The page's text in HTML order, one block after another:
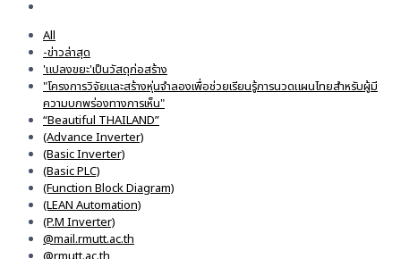
All
-ข่าวล่าสุด
'แปลงขยะ'เป็นวัสดุก่อสร้าง
"โครงการวิจัยและสร้างหุ่นจำลองเพื่อช่วยเรียนรู้การนวดแผนไทยสำหรับผู้มี
ความบกพร่องทางการเห็น"
“Beautiful THAILAND”
(Advance Inverter)
(Basic Inverter)
(Basic PLC)
(Function Block Diagram)
(LEAN Automation)
(P.M Inverter)
@mail.rmutt.ac.th